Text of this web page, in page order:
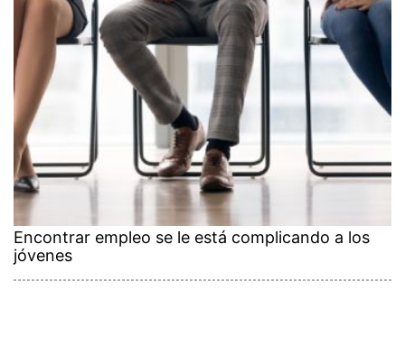
Encontrar empleo se le está complicando a los
jóvenes